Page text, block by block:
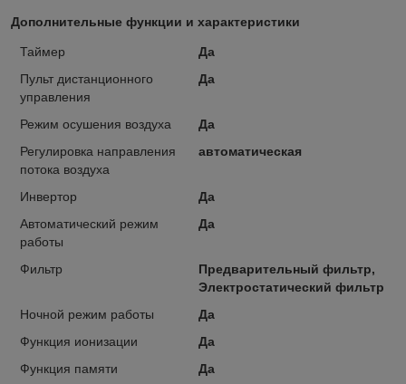
Дополнительные функции и характеристики
Таймер
Да
Пульт дистанционного
управления
Да
Режим осушения воздуха
Да
Регулировка направления
потока воздуха
автоматическая
Инвертор
Да
Автоматический режим
работы
Да
Фильтр
Предварительный фильтр,
Электростатический фильтр
Ночной режим работы
Да
Функция ионизации
Да
Функция памяти
Да